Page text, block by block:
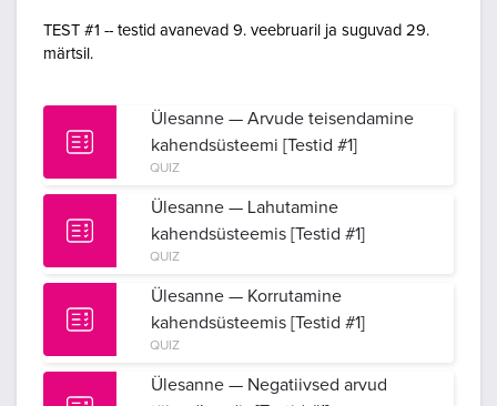
TEST #1 -- testid avanevad 9. veebruaril ja suguvad 29.
märtsil.
Ülesanne — Arvude teisendamine
kahendsüsteemi [Testid #1]
QUIZ
Ülesanne — Lahutamine
kahendsüsteemis [Testid #1]
QUIZ
Ülesanne — Korrutamine
kahendsüsteemis [Testid #1]
QUIZ
Ülesanne — Negatiivsed arvud